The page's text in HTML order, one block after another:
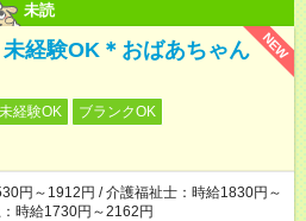
未読
NEW
経験OK＊おばあちゃん
経験OK
ブランクOK
円～1912円 / 介護福祉士：時給1830円～
時給1730円～2162円